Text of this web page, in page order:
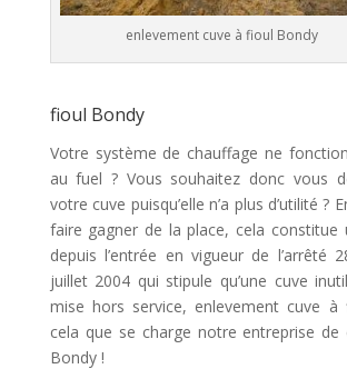
enlevement cuve à fioul Bondy
fioul Bondy
Votre système de chauffage ne
au fuel ? Vous souhaitez donc vous
votre cuve puisqu’elle n’a plus d’utilité ?
faire gagner de la place, cela constitue
depuis l’entrée en vigueur de l’arrêté
juillet 2004 qui stipule qu’une cuve
mise hors service, enlevement cuve à
cela que se charge notre entreprise
Bondy !